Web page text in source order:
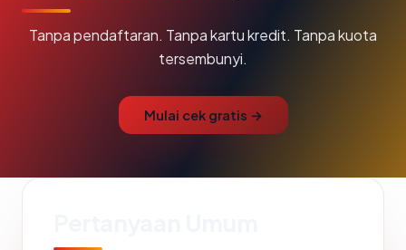
Tanpa pendaftaran. Tanpa kartu kredit. Tanpa kuota
tersembunyi.
Mulai cek gratis →